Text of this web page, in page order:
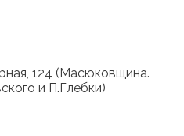
124 (Масюковщина.
и П.Глебки)